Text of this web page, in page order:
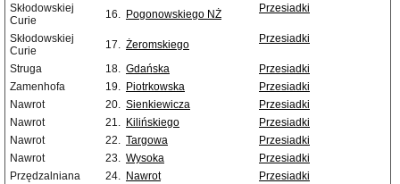
Skłodowskiej
Curie
16. Pogonowskiego NŻ Przesiadki
Skłodowskiej
Curie
17. Żeromskiego Przesiadki
Struga 18. Gdańska
Przesiadki
Zamenhofa
19. Piotrkowska
Przesiadki
Nawrot
20. Sienkiewicza
Przesiadki
Nawrot
21. Kilińskiego
Przesiadki
Nawrot
22. Targowa
Przesiadki
Nawrot
23. Wysoka
Przesiadki
Przędzalniana
24. Nawrot
Przesiadki